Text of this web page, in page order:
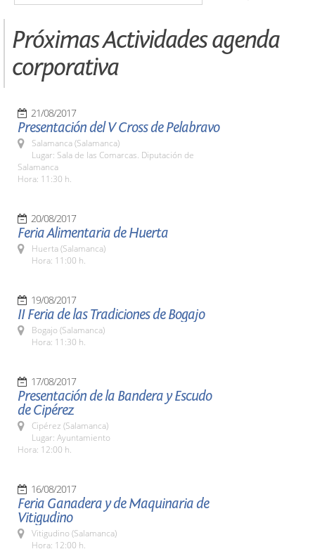
Próximas Actividades agenda
corporativa
21/08/2017
Presentación del V Cross de Pelabravo
Salamanca (Salamanca)
Lugar: Sala de las Comarcas. Diputación de
Salamanca
Hora: 11:30 h.
20/08/2017
Feria Alimentaria de Huerta
Huerta (Salamanca)
Hora: 11:00 h.
19/08/2017
II Feria de las Tradiciones de Bogajo
Bogajo (Salamanca)
Hora: 11:30 h.
17/08/2017
Presentación de la Bandera y Escudo
de Cipérez
Cipérez (Salamanca)
Lugar: Ayuntamiento
Hora: 12:00 h.
16/08/2017
Feria Ganadera y de Maquinaria de
Vitigudino
Vitigudino (Salamanca)
Hora: 12:00 h.